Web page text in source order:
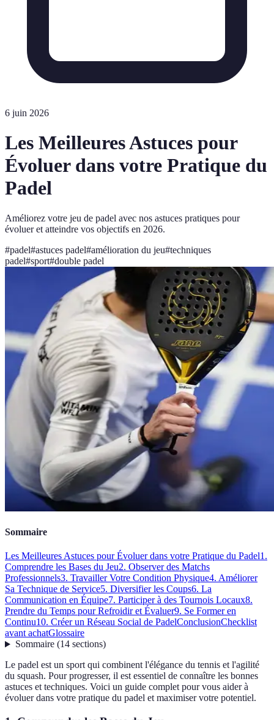
6 juin 2026
Les Meilleures Astuces pour
Évoluer dans votre Pratique du
Padel
Améliorez votre jeu de padel avec nos astuces pratiques pour
évoluer et atteindre vos objectifs en 2026.
#padel#astuces padel#amélioration du jeu#techniques
padel#sport#double padel
Sommaire
Les Meilleures Astuces pour Évoluer dans votre Pratique du Padel1.
Comprendre les Bases du Jeu2. Observer des Matchs
Professionnels3. Travailler Votre Condition Physique4. Améliorer
Sa Technique de Service5. Diversifier les Coups6. La
Communication en Équipe7. Participer à des Tournois Locaux8.
Prendre du Temps pour Refroidir et Évaluer9. Se Former en
Continu10. Créer un Réseau Social de PadelConclusionChecklist
avant achatGlossaire
Sommaire(14 sections)
Le padel est un sport qui combinent l'élégance du tennis et l'agilité
du squash. Pour progresser, il est essentiel de connaître les bonnes
astuces et techniques. Voici un guide complet pour vous aider à
évoluer dans votre pratique du padel et maximiser votre potentiel.